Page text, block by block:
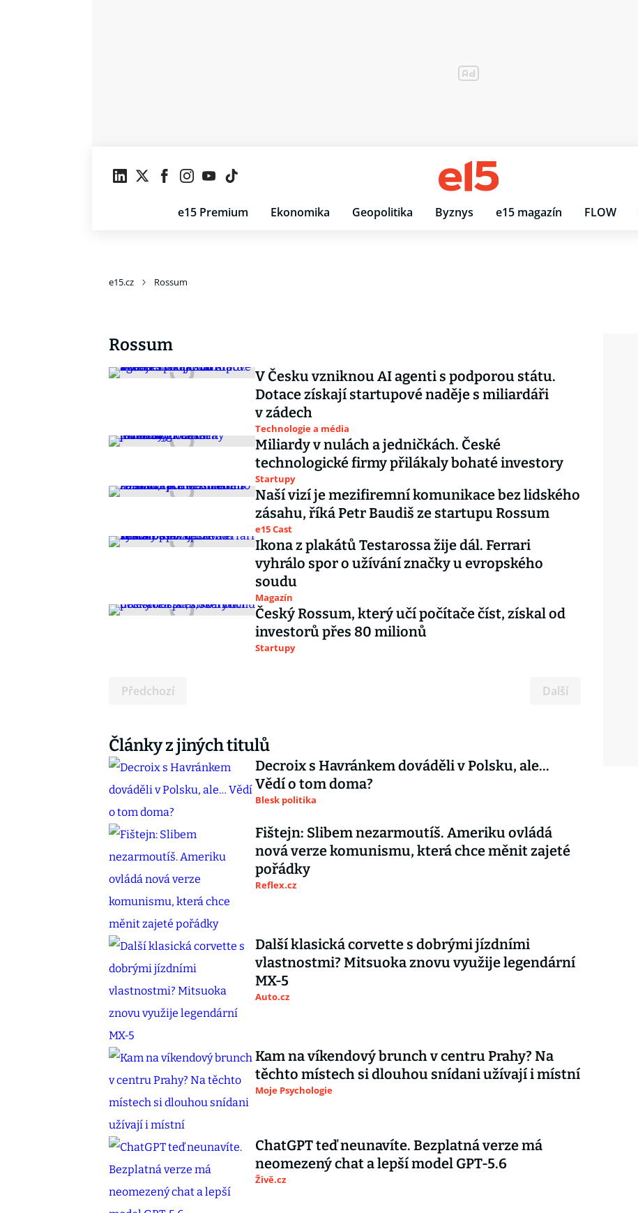
e15 Premium Ekonomika Geopolitika Byznys e15 magazín FLOW
e15.cz Rossum
Rossum
V Česku vzniknou AI agenti s podporou státu.
Dotace získají startupové naděje s miliardáři
v zádech
Technologie a média
Miliardy v nulách a jedničkách. České
technologické firmy přilákaly bohaté investory
Startupy
Naší vizí je mezifiremní komunikace bez lidského
zásahu, říká Petr Baudiš ze startupu Rossum
e15 Cast
Ikona z plakátů Testarossa žije dál. Ferrari
vyhrálo spor o užívání značky u evropského
soudu
Magazín
Český Rossum, který učí počítače číst, získal od
investorů přes 80 milionů
Startupy
Předchozí Další
Články z jiných titulů
Decroix s Havránkem dováděli v Polsku, ale…
Vědí o tom doma?
Blesk politika
Fištejn: Slibem nezarmoutíš. Ameriku ovládá
nová verze komunismu, která chce měnit zajeté
pořádky
Reflex.cz
Další klasická corvette s dobrými jízdními
vlastnostmi? Mitsuoka znovu využije legendární
MX-5
Auto.cz
Kam na víkendový brunch v centru Prahy? Na
těchto místech si dlouhou snídani užívají i místní
Moje Psychologie
ChatGPT teď neunavíte. Bezplatná verze má
neomezený chat a lepší model GPT-5.6
Živě.cz